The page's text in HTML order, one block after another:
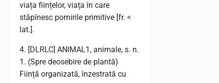
viața ființelor, viața în care
stăpînesc pornirile primitive [fr. <
lat.].
4. [DLRLC] ANIMAL1, animale, s. n.
1. (Spre deosebire de plantă)
Ființă organizată, înzestrată cu